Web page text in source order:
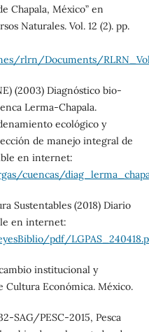
Chapala, México” en
Naturales. Vol. 12 (2). pp.
rlrn/Documents/
(2003) Diagnóstico bio-
Lerma-Chapala.
ecológico y
de manejo integral de
en internet:
cuencas/
Sustentables (2018) Diario
en internet:
pdf/
institucional y
Cultura Económica. México.
SAG/PESC-2015, Pesca